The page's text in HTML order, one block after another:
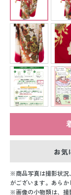
ジュニア洋装レン
ベビー洋装レンタ
紋付袴レンタル
留袖レンタル
スーツレンタル
色打掛&紋付袴レ
白無垢&紋付袴レ
お気
商品写真は撮影状
がございます。あらか
画像の小物類は、撮